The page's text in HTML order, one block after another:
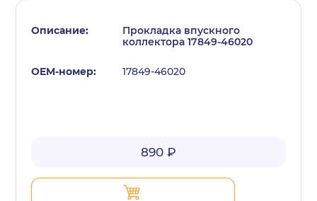
Прокладка впускного
коллектора 17849-46020
17849-46020
890 ₽